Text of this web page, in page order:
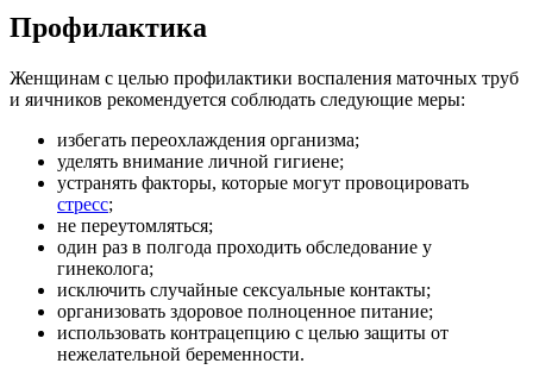
Профилактика
Женщинам с целью профилактики воспаления маточных труб
и яичников рекомендуется соблюдать следующие меры:
избегать переохлаждения организма;
уделять внимание личной гигиене;
устранять факторы, которые могут провоцировать
стресс;
не переутомляться;
один раз в полгода проходить обследование у
гинеколога;
исключить случайные сексуальные контакты;
организовать здоровое полноценное питание;
использовать контрацепцию с целью защиты от
нежелательной беременности.